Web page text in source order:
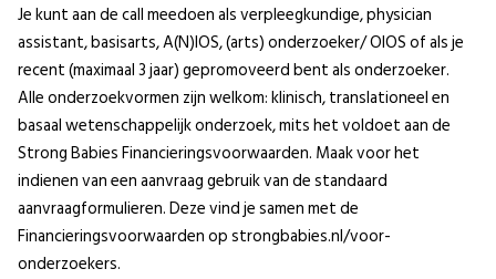
Je kunt aan de call meedoen als verpleegkundige, physician
assistant, basisarts, A(N)IOS, (arts) onderzoeker/ OIOS of als je
recent (maximaal 3 jaar) gepromoveerd bent als onderzoeker.
Alle onderzoekvormen zijn welkom: klinisch, translationeel en
basaal wetenschappelijk onderzoek, mits het voldoet aan de
Strong Babies Financieringsvoorwaarden. Maak voor het
indienen van een aanvraag gebruik van de standaard
aanvraagformulieren. Deze vind je samen met de
Financieringsvoorwaarden op strongbabies.nl/voor-
onderzoekers.